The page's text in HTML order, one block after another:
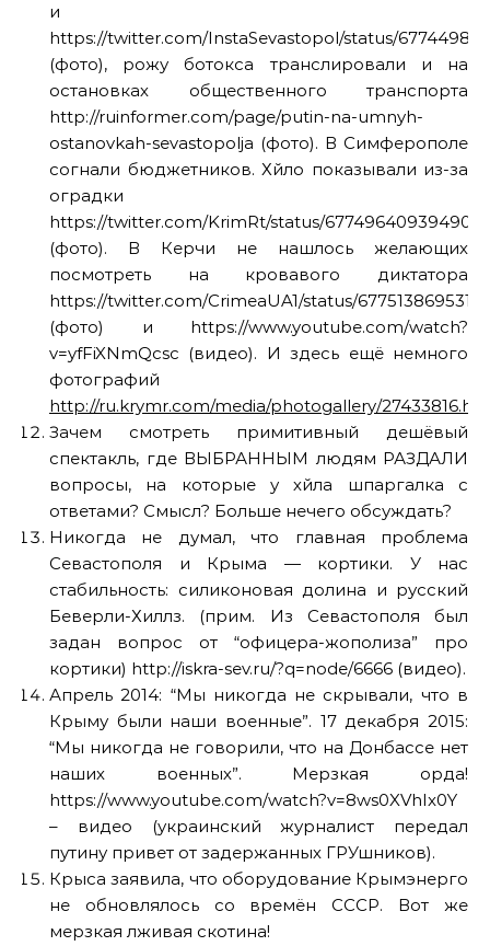
и
https://twitter.com/InstaSevastopol/status/
(фото), рожу ботокса транслировали и на
остановках общественного транспорта
http://ruinformer.com/page/putin-na-umnyh-
ostanovkah-sevastopolja (фото). В Симферополе
согнали бюджетников. Хйло показывали из-за
оградки
https://twitter.com/KrimRt/status/
(фото). В Керчи не нашлось желающих
посмотреть на кровавого диктатора
https://twitter.com/CrimeaUA1/status/
(фото) и https://www.youtube.com/watch?
v=yfFiXNmQcsc (видео). И здесь ещё немного
фотографий
http://ru.krymr.com/media/photogallery/
Зачем смотреть примитивный дешёвый
спектакль, где ВЫБРАННЫМ людям РАЗДАЛИ
вопросы, на которые у хйла шпаргалка с
ответами? Смысл? Больше нечего обсуждать?
Никогда не думал, что главная проблема
Севастополя и Крыма — кортики. У нас
стабильность: силиконовая долина и русский
Беверли-Хиллз. (прим. Из Севастополя был
задан вопрос от “офицера-жополиза” про
кортики) http://iskra-sev.ru/?q=node/6666 (видео).
Апрель 2014: “Мы никогда не скрывали, что в
Крыму были наши военные”. 17 декабря 2015:
“Мы никогда не говорили, что на Донбассе нет
наших военных”. Мерзкая орда!
https://www.youtube.com/watch?v=8ws0XVhIx0Y
– видео (украинский журналист передал
путину привет от задержанных ГРУшников).
Крыса заявила, что оборудование Крымэнерго
не обновлялось со времён СССР. Вот же
мерзкая лживая скотина!